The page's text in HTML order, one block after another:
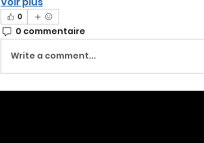
0
0 commentaire
Write a comment...